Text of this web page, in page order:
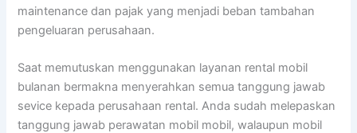
maintenance dan pajak yang menjadi beban tambahan
pengeluaran perusahaan.
Saat memutuskan menggunakan layanan rental mobil
bulanan bermakna menyerahkan semua tanggung jawab
sevice kepada perusahaan rental. Anda sudah melepaskan
tanggung jawab perawatan mobil mobil, walaupun mobil